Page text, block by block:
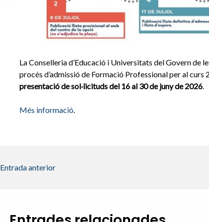
La Conselleria d’Educació i Universitats del Govern de
procés d’admissió de Formació Professional per al
presentació de sol·licituds del 16 al 30 de juny de 2026.
Més informació.
Entrada anterior